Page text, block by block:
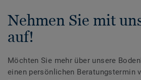
Nehmen Sie mit
auf!
Möchten Sie mehr über unsere
einen persönlichen Beratungstermin